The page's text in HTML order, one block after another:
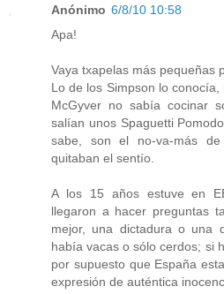
Anónimo 6/8/10 10:58
Apa!
Vaya txapelas más pequeñas
Lo de los Simpson lo
McGyver no sabía cocinar
salían unos Spaguetti
sabe, son el no-va-más
quitaban el sentío.
A los 15 años estuve en
llegaron a hacer preguntas
mejor, una dictadura o una
había vacas o sólo cerdos; si
por supuesto que España
expresión de auténtica